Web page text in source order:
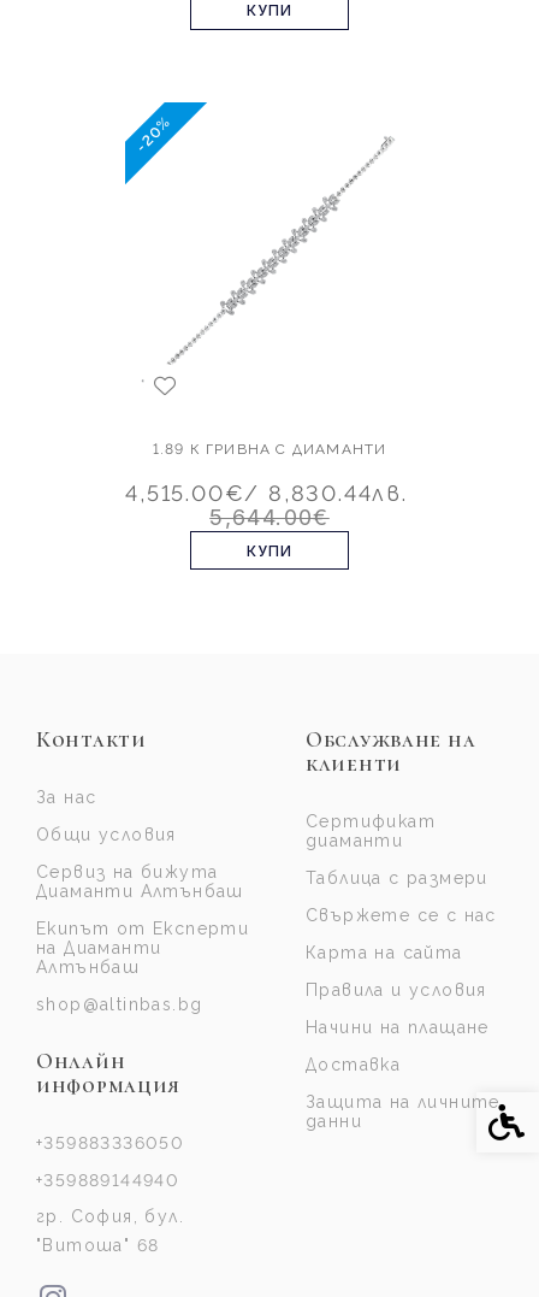
КУПИ
-20%
1.89 К ГРИВНА С ДИАМАНТИ
4,515.00€/ 8,830.44лв.
5,644.00€
КУПИ
Контакти
За нас
Общи условия
Сервиз на бижута
Диаманти Алтънбаш
Екипът от Експерти
на Диаманти
Алтънбаш
shop@altinbas.bg
Онлайн
информация
+359883336050
+359889144940
гр. София, бул.
"Витоша" 68
Обслужване на
клиенти
Сертификат
диаманти
Таблица с размери
Свържете се с нас
Карта на сайта
Правила и условия
Начини на плащане
Доставка
Защита на личните
данни